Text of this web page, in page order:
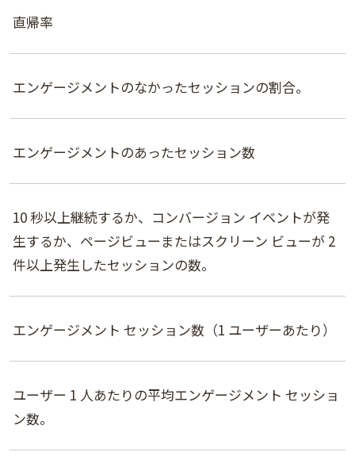
直帰率
エンゲージメントのなかったセッションの割合。
エンゲージメントのあったセッション数
10 秒以上継続するか、コンバージョン イベントが発
生するか、ページビューまたはスクリーン ビューが 2
件以上発生したセッションの数。
エンゲージメント セッション数（1 ユーザーあたり）
ユーザー 1 人あたりの平均エンゲージメント セッショ
ン数。